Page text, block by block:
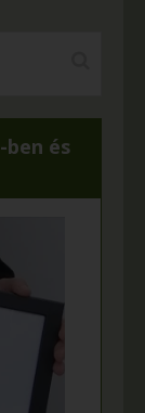
ben és